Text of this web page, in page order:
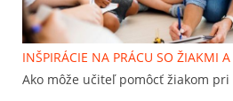
INŠPIRÁCIE NA PRÁCU SO ŽIAKMI
Ako môže učiteľ pomôcť žiakom pri